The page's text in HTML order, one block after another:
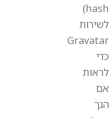
hash)
לשירות
Gravatar
כדי
לראות
אם
הנך